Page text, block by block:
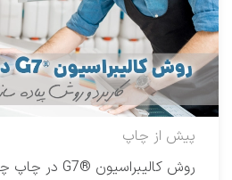
پیش از چاپ
روش کالیبراسیون ®G7 در چاپ چیست؟